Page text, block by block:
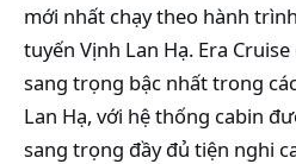
mới nhất chạy theo hành
tuyến Vịnh Lan Hạ. Era
sang trọng bậc nhất trong
Lan Hạ, với hệ thống cabin
sang trọng đầy đủ tiện nghi